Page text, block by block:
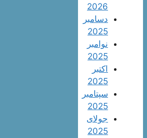
2026
دسامبر
2025
نوامبر
2025
اکتبر
2025
سپتامبر
2025
جولای
2025